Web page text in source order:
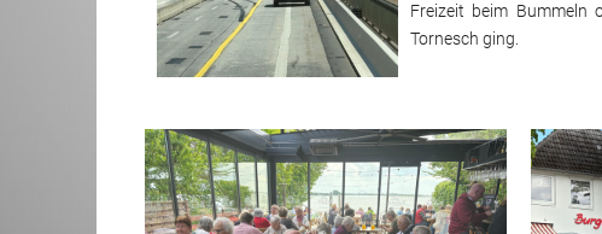
Hilfe im Kreis
Freizeit beim Bummeln
Tornesch ging.